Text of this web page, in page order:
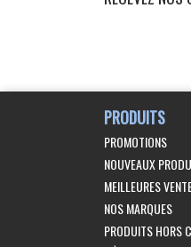
PRODUITS
PROMOTIONS
NOUVEAUX
MEILLEURES
NOS MARQUES
PRODUITS HORS